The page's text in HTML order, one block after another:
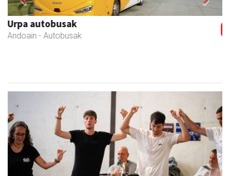
Tximeleta oihal-denda
Andoain - Oihal-denda
Previous Next